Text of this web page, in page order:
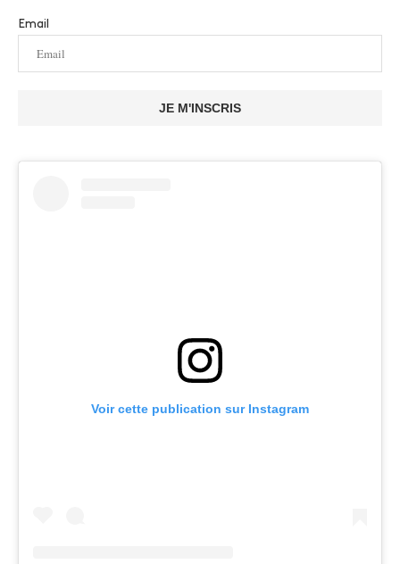
Email
JE M'INSCRIS
Voir cette publication sur Instagram